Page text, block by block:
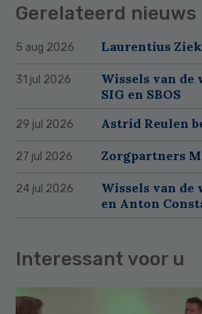
Gerelateerd nieuws
5 aug 2026 Laurentius
31 jul 2026
Wissels van de
SIG en SBOS
29 jul 2026 Astrid Reulen
27 jul 2026 Zorgpartners
24 jul 2026
Wissels van
en Anton
Interessant voor u